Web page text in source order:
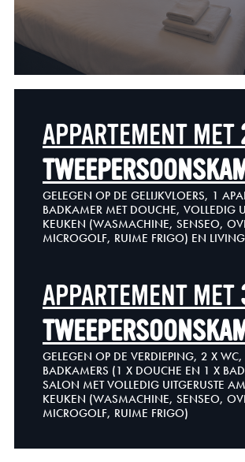
APPARTEMENT MET
GELEGEN OP DE GELIJKVLOERS, 1
BADKAMER MET DOUCHE, VOLLEDIG
KEUKEN (WASMACHINE, SENSEO,
MICROGOLF, RUIME FRIGO) EN LIVING
APPARTEMENT MET
GELEGEN OP DE VERDIEPING, 2 X
BADKAMERS (1 X DOUCHE EN 1 X
SALON MET VOLLEDIG UITGERUSTE
KEUKEN (WASMACHINE, SENSEO,
MICROGOLF, RUIME FRIGO)